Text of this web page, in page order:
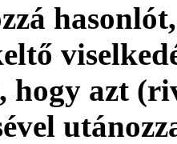
hogy azt